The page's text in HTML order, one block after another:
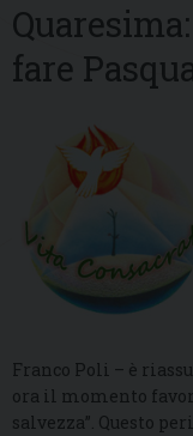
fare
Franco Poli – è
ora il momento
salvezza”. Questo